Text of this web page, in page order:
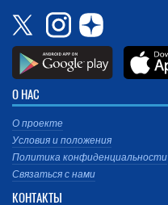
О НАС
О проекте
Условия и положения
Политика конфиденциальности
Связаться с нами
КОНТАКТЫ